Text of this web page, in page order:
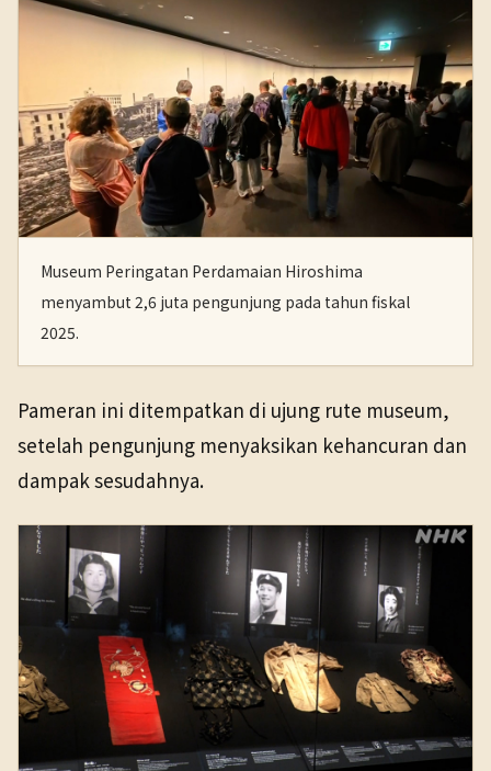
Museum Peringatan Perdamaian Hiroshima
menyambut 2,6 juta pengunjung pada tahun fiskal
2025.
Pameran ini ditempatkan di ujung rute museum,
setelah pengunjung menyaksikan kehancuran dan
dampak sesudahnya.